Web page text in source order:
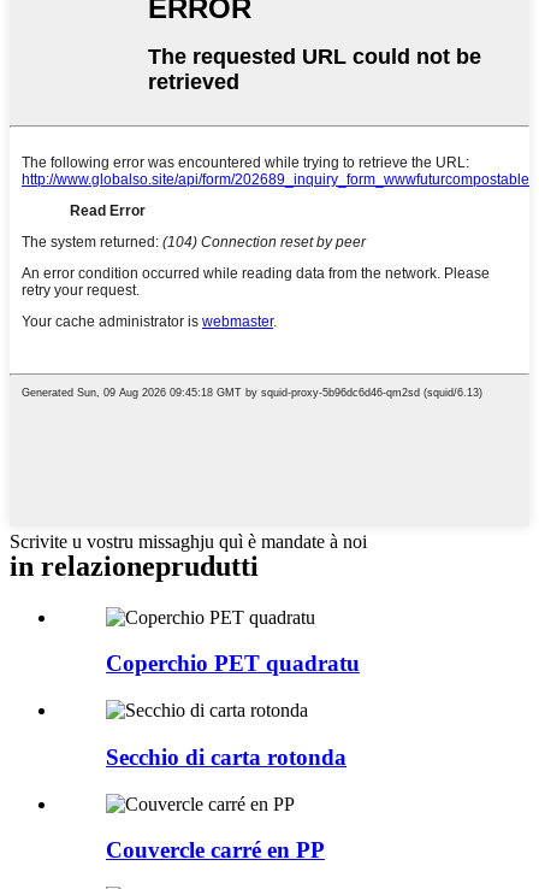
Scrivite u vostru missaghju quì è mandate à noi
in relazioneprudutti
Coperchio PET quadratu
Secchio di carta rotonda
Couvercle carré en PP